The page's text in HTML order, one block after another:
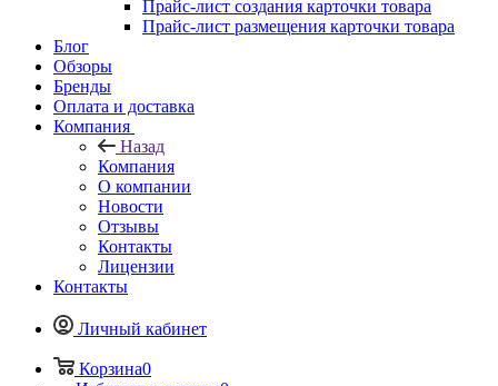
Прайс-лист создания карточки товара
Прайс-лист размещения карточки товара
Блог
Обзоры
Бренды
Оплата и доставка
Компания
Назад
Компания
О компании
Новости
Отзывы
Контакты
Лицензии
Контакты
Личный кабинет
Корзина0